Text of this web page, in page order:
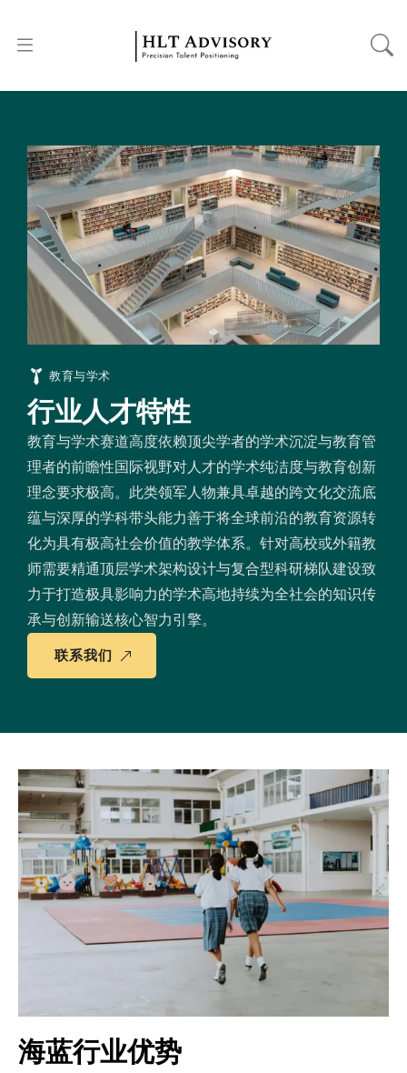
教育与学术
行业人才特性
教育与学术赛道高度依赖顶尖学者的学术沉淀与教育管
理者的前瞻性国际视野对人才的学术纯洁度与教育创新
理念要求极高。此类领军人物兼具卓越的跨文化交流底
蕴与深厚的学科带头能力善于将全球前沿的教育资源转
化为具有极高社会价值的教学体系。针对高校或外籍教
师需要精通顶层学术架构设计与复合型科研梯队建设致
力于打造极具影响力的学术高地持续为全社会的知识传
承与创新输送核心智力引擎。
联系我们
海蓝行业优势